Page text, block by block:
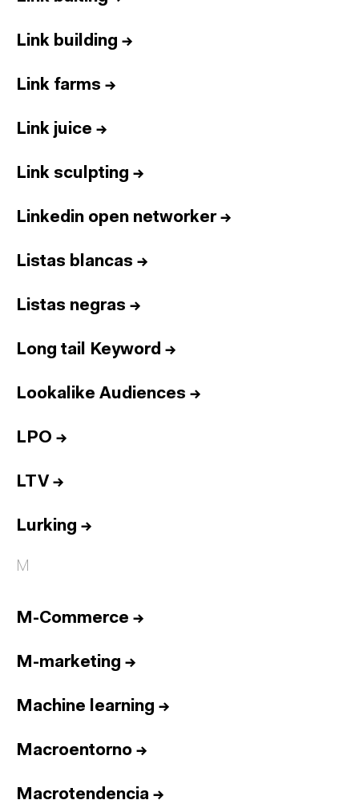
Link building →
Link farms →
Link juice →
Link sculpting →
Linkedin open networker→
Listas blancas →
Listas negras →
Long tail Keyword →
Lookalike Audiences →
LPO →
LTV →
Lurking →
M
M-Commerce →
M-marketing →
Machine learning →
Macroentorno →
Macrotendencia →